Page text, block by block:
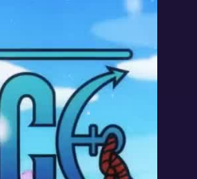
и по сей день
и
настроение,
ещё те